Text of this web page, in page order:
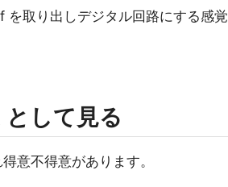
取り出しデジタル回路にする感覚
して見る
意不得意があります。